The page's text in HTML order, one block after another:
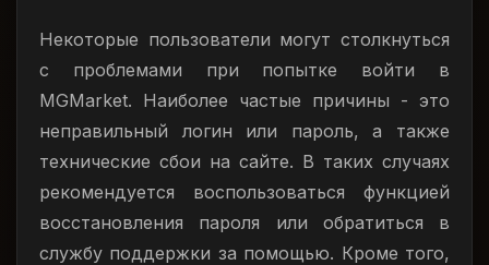
Некоторые пользователи могут столкнуться
с проблемами при попытке войти в
MGMarket. Наиболее частые причины - это
неправильный логин или пароль, а также
технические сбои на сайте. В таких случаях
рекомендуется воспользоваться функцией
восстановления пароля или обратиться в
службу поддержки за помощью. Кроме того,